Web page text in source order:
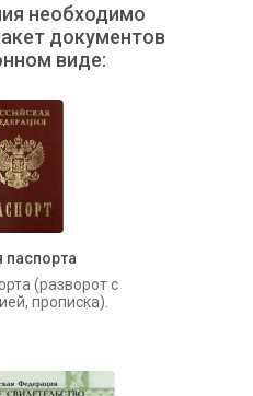
необходимо
документов
виде:
паспорта
(разворот с
прописка).